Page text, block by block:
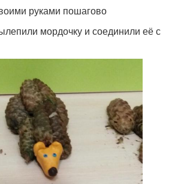
руками пошагово
мордочку и соединили её с